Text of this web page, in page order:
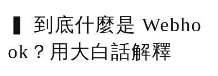
到底什麼是 Webho
ok？用大白話解釋